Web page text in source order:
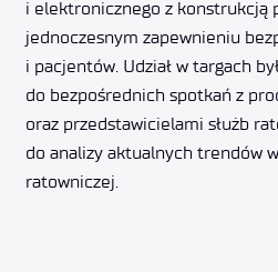
i elektronicznego z konstrukcją
jednoczesnym zapewnieniu
i pacjentów. Udział w targach
do bezpośrednich spotkań z
oraz przedstawicielami służb
do analizy aktualnych trendów
ratowniczej.